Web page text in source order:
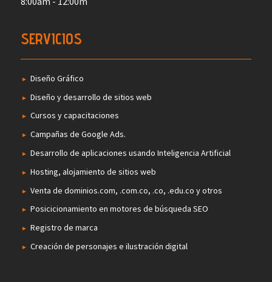
SERVICIOS
Diseño Gráfico
Diseño y desarrollo de sitios web
Cursos y capacitaciones
Campañas de Google Ads.
Desarrollo de aplicaciones usando Inteligencia Artificial
Hosting, alojamiento de sitios web
Venta de dominios.com, .com.co, .co, .edu.co y otros
Posicicionamiento en motores de búsqueda SEO
Registro de marca
Creación de personajes e ilustración digital